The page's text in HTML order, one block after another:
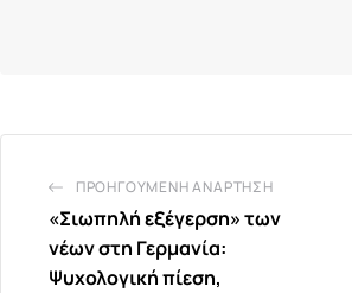
ΠΡΟΗΓΟΎΜΕΝΗ ΑΝΆΡΤΗΣΗ
«Σιωπηλή εξέγερση» των
νέων στη Γερμανία:
Ψυχολογική πίεση,